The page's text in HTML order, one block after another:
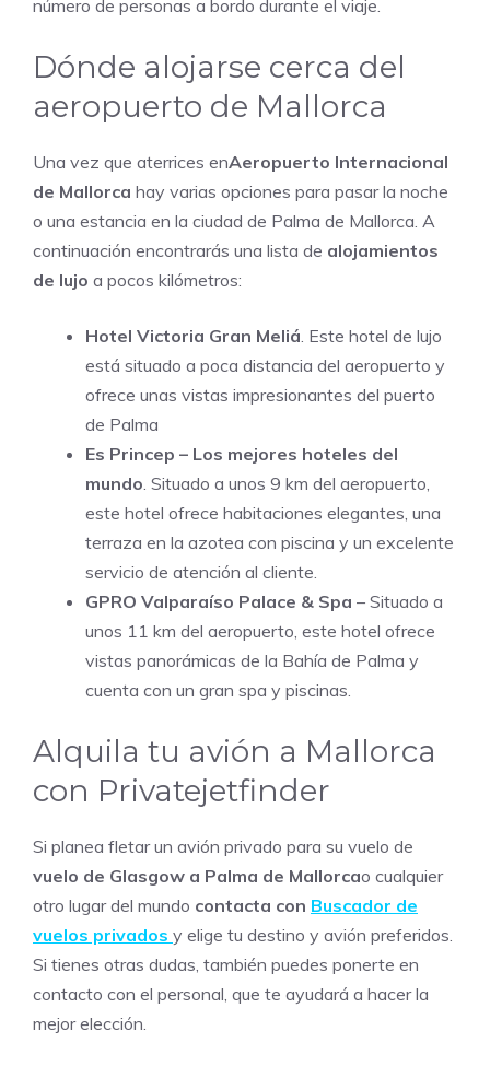
número de personas a bordo durante el viaje.
Dónde alojarse cerca del
aeropuerto de Mallorca
Una vez que aterrices enAeropuerto Internacional
de Mallorca hay varias opciones para pasar la noche
o una estancia en la ciudad de Palma de Mallorca. A
continuación encontrarás una lista de alojamientos
de lujo a pocos kilómetros:
Hotel Victoria Gran Meliá . Este hotel de lujo
está situado a poca distancia del aeropuerto y
ofrece unas vistas impresionantes del puerto
de Palma
Es Princep – Los mejores hoteles del
mundo . Situado a unos 9 km del aeropuerto,
este hotel ofrece habitaciones elegantes, una
terraza en la azotea con piscina y un excelente
servicio de atención al cliente.
GPRO Valparaíso Palace & Spa – Situado a
unos 11 km del aeropuerto, este hotel ofrece
vistas panorámicas de la Bahía de Palma y
cuenta con un gran spa y piscinas.
Alquila tu avión a Mallorca
con Privatejetfinder
Si planea fletar un avión privado para su vuelo de
vuelo de Glasgow a Palma de Mallorcao cualquier
otro lugar del mundo contacta con Buscador de
vuelos privados y elige tu destino y avión preferidos.
Si tienes otras dudas, también puedes ponerte en
contacto con el personal, que te ayudará a hacer la
mejor elección.